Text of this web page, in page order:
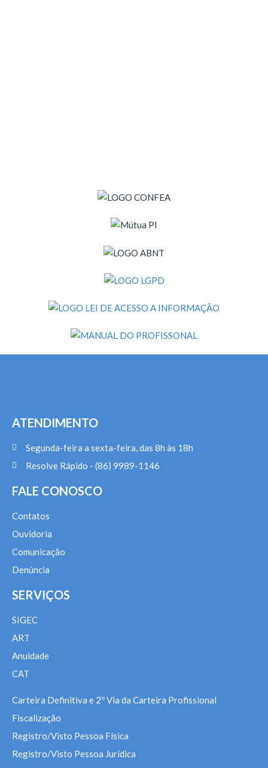
ATENDIMENTO
Segunda-feira a sexta-feira, das 8h às 18h
Resolve Rápido - (86) 9989-1146
FALE CONOSCO
Contatos
Ouvidoria
Comunicação
Denúncia
SERVIÇOS
SIGEC
ART
Anuidade
CAT
Carteira Definitiva e 2º Via da Carteira Profissional
Fiscalização
Registro/Visto Pessoa Física
Registro/Visto Pessoa Jurídica